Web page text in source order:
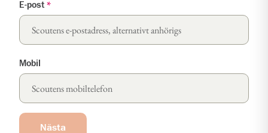
E-post *
Mobil
Nästa